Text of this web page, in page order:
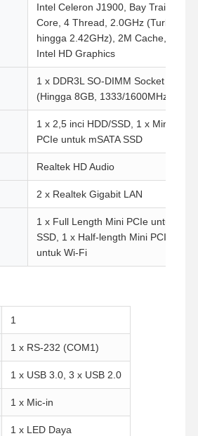
Intel Celeron J1900, Bay Trail, 4
Core, 4 Thread, 2.0GHz (Turbo
hingga 2.42GHz), 2M Cache,
Intel HD Graphics
1 x DDR3L SO-DIMM Socket
(Hingga 8GB, 1333/1600MHz)
1 x 2,5 inci HDD/SSD, 1 x Mini
PCIe untuk mSATA SSD
Realtek HD Audio
2 x Realtek Gigabit LAN
1 x Full Length Mini PCIe untuk
SSD, 1 x Half-length Mini PCIe
untuk Wi-Fi
1
1 x RS-232 (COM1)
1 x USB 3.0, 3 x USB 2.0
1 x Mic-in
1 x LED Daya